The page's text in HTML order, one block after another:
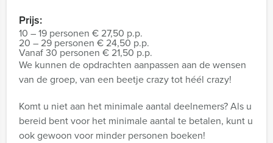
Prijs:
10 – 19 personen € 27,50 p.p.
20 – 29 personen € 24,50 p.p.
Vanaf 30 personen € 21,50 p.p.
We kunnen de opdrachten aanpassen aan de wensen
van de groep, van een beetje crazy tot héél crazy!
Komt u niet aan het minimale aantal deelnemers? Als u
bereid bent voor het minimale aantal te betalen, kunt u
ook gewoon voor minder personen boeken!